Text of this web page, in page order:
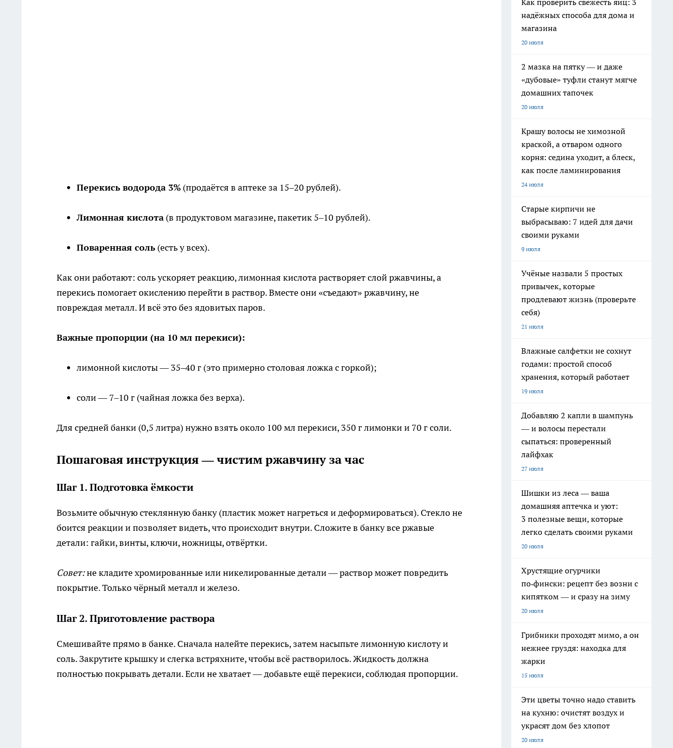
Перекись водорода 3% (продаётся в аптеке за 15–20 рублей).
Лимонная кислота (в продуктовом магазине, пакетик 5–10 рублей).
Поваренная соль (есть у всех).
Как они работают: соль ускоряет реакцию, лимонная кислота растворяет слой ржавчины, а
перекись помогает окислению перейти в раствор. Вместе они «съедают» ржавчину, не
повреждая металл. И всё это без ядовитых паров.
Важные пропорции (на 10 мл перекиси):
лимонной кислоты — 35–40 г (это примерно столовая ложка с горкой);
соли — 7–10 г (чайная ложка без верха).
Для средней банки (0,5 литра) нужно взять около 100 мл перекиси, 350 г лимонки и 70 г соли.
Пошаговая инструкция — чистим ржавчину за час
Шаг 1. Подготовка ёмкости
Возьмите обычную стеклянную банку (пластик может нагреться и деформироваться). Стекло не
боится реакции и позволяет видеть, что происходит внутри. Сложите в банку все ржавые
детали: гайки, винты, ключи, ножницы, отвёртки.
Совет:не кладите хромированные или никелированные детали — раствор может повредить
покрытие. Только чёрный металл и железо.
Шаг 2. Приготовление раствора
Смешивайте прямо в банке. Сначала налейте перекись, затем насыпьте лимонную кислоту и
соль. Закрутите крышку и слегка встряхните, чтобы всё растворилось. Жидкость должна
полностью покрывать детали. Если не хватает — добавьте ещё перекиси, соблюдая пропорции.
Как проверить свежесть яиц: 3
надёжных способа для дома и
магазина
20 июля
2 мазка на пятку — и даже
«дубовые» туфли станут мягче
домашних тапочек
20 июля
Крашу волосы не химозной
краской, а отваром одного
корня: седина уходит, а блеск,
как после ламинирования
24 июля
Старые кирпичи не
выбрасываю: 7 идей для дачи
своими руками
9 июля
Учёные назвали 5 простых
привычек, которые
продлевают жизнь (проверьте
себя)
21 июля
Влажные салфетки не сохнут
годами: простой способ
хранения, который работает
19 июля
Добавляю 2 капли в шампунь
— и волосы перестали
сыпаться: проверенный
лайфхак
27 июля
Шишки из леса — ваша
домашняя аптечка и уют:
3 полезные вещи, которые
легко сделать своими руками
20 июля
Хрустящие огурчики
по‑фински: рецепт без возни с
кипятком — и сразу на зиму
20 июля
Грибники проходят мимо, а он
нежнее груздя: находка для
жарки
15 июля
Эти цветы точно надо ставить
на кухню: очистят воздух и
украсят дом без хлопот
20 июля